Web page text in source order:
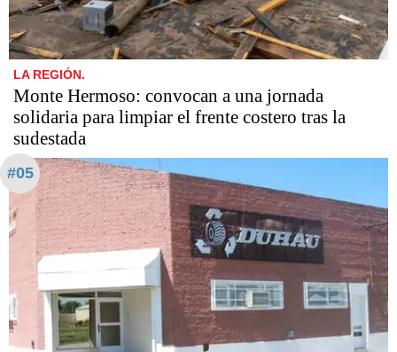
LA REGIÓN.
Monte Hermoso: convocan a una jornada
solidaria para limpiar el frente costero tras la
sudestada
#05